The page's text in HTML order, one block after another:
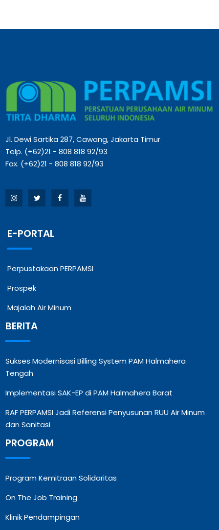
Jl. Dewi Sartika 287, Cawang, Jakarta Timur
Telp. (+62)21 - 808 818 92/93
Fax. (+62)21 - 808 818 92/93
E-PORTAL
Perpustakaan PERPAMSI
Prospek
Majalah Air Minum
BERITA
Sukses Modernisasi Billing System PAM Halmahera
Tengah
Implementasi SAK-EP di PAM Halmahera Barat
RAF PERPAMSI Jadi Referensi Penyusunan RUU Air Minum
dan Sanitasi
PROGRAM
Program Kemitraan Solidaritas
On The Job Training
Klinik Pendampingan